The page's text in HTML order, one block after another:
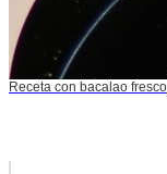
Receta con bacalao fresco